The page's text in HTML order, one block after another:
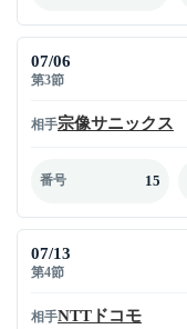
07/06
第3節
相手宗像サニックス
番号 15
07/13
第4節
相手NTTドコモ